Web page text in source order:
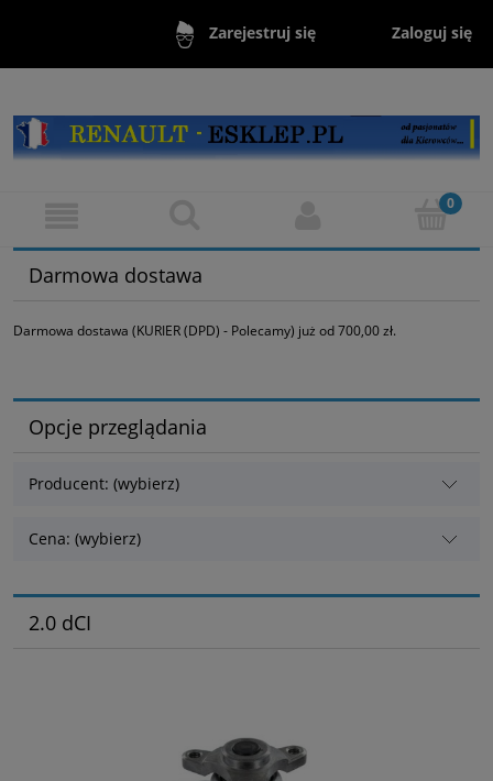
Zarejestruj się Zaloguj się
Darmowa dostawa
Darmowa dostawa (KURIER (DPD) - Polecamy) już od 700,00 zł.
Opcje przeglądania
Producent: (wybierz)
Cena: (wybierz)
2.0 dCI